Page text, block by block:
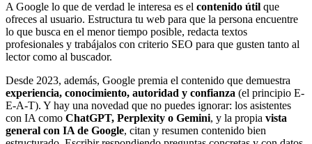
A Google lo que de verdad le interesa es el contenido útil que
ofreces al usuario. Estructura tu web para que la persona encuentre
lo que busca en el menor tiempo posible, redacta textos
profesionales y trabájalos con criterio SEO para que gusten tanto al
lector como al buscador.
Desde 2023, además, Google premia el contenido que demuestra
experiencia, conocimiento, autoridad y confianza (el principio E-
E-A-T). Y hay una novedad que no puedes ignorar: los asistentes
con IA como ChatGPT, Perplexity o Gemini, y la propia vista
general con IA de Google, citan y resumen contenido bien